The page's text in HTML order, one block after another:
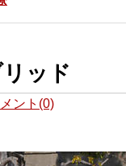
ッド
ント(0)